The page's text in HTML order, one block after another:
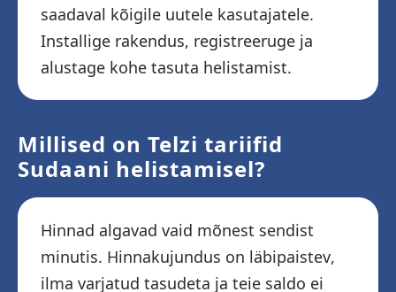
saadaval kõigile uutele kasutajatele.
Installige rakendus, registreeruge ja
alustage kohe tasuta helistamist.
Millised on Telzi tariifid
Sudaani helistamisel?
Hinnad algavad vaid mõnest sendist
minutis. Hinnakujundus on läbipaistev,
ilma varjatud tasudeta ja teie saldo ei